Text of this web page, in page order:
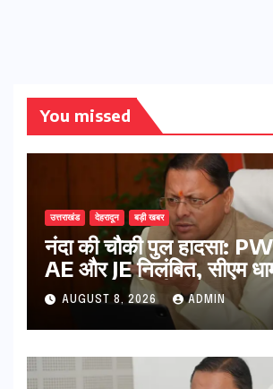
You missed
उत्तराखंड देहरादून बड़ी खबर
नंदा की चौकी पुल हादसा:
AE और JE निलंबित, सीएम
पर सख्त कार्रवाई
AUGUST 8, 2026 ADMIN